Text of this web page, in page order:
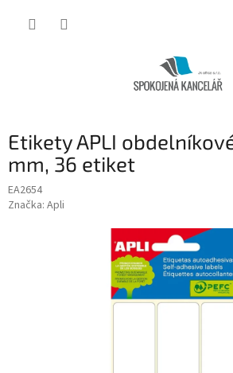
Etikety APLI
mm, 36 etiket
EA2654
Značka: Apli